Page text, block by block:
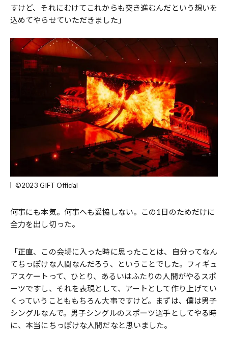
すけど、それにむけてこれからも突き進むんだという想いを
込めてやらせていただきました」
©2023 GIFT Official
何事にも本気。何事へも妥協しない。この1日のためだけに
全力を出し切った。
「正直、この会場に入った時に思ったことは、自分ってなん
てちっぽけな人間なんだろう、ということでした。フィギュ
アスケートって、ひとり、あるいはふたりの人間がやるスポ
ーツですし、それを表現として、アートとして作り上げてい
くっていうことももちろん大事ですけど。まずは、僕は男子
シングルなんで。男子シングルのスポーツ選手としてやる時
に、本当にちっぽけな人間だなと思いました。